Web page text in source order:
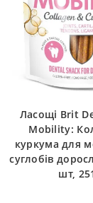
Ласощі Brit
Mobility:
куркума для
суглобів
шт,